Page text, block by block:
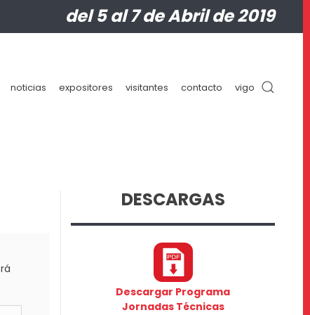
del 5 al 7 de Abril de 2019
noticias expositores visitantes contacto vigo
DESCARGAS
Descargar Programa
Jornadas Técnicas